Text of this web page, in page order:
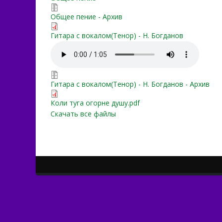
kogda-v-dushe.zip
Общее пение - Архив
Когда в душе тоска
Гитара с вокалом(Тенор) - Н. Богданов
Когда в душе тоска
Гитара с вокалом(Тенор) - Н. Богданов - Архив
Коли туга огорне душу.pdf
Коли туга огорне душу.pdf
Скачать все файлы